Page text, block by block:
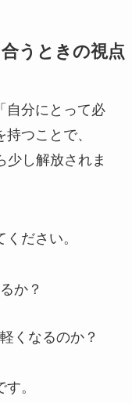
うときの視点
自分にとって必
つことで、
少し解放されま
ださい。
か？
くなるのか？
。